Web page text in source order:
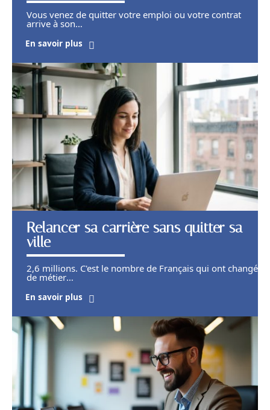
Vous venez de quitter votre emploi ou votre contrat
arrive à son…
En savoir plus
Relancer sa carrière sans quitter sa
ville
2,6 millions. C'est le nombre de Français qui ont changé
de métier…
En savoir plus